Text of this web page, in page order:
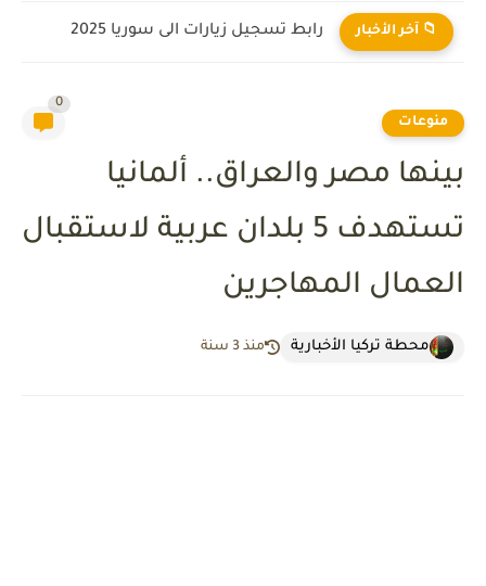
📁 آخر الأخبار رابط تسجيل زيارات الى سوريا 2025
منوعات
0
بينها مصر والعراق.. ألمانيا
تستهدف 5 بلدان عربية لاستقبال
العمال المهاجرين
محطة تركيا الأخبارية منذ 3 سنة